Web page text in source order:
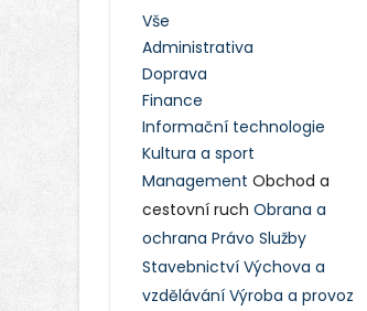
Vše
Administrativa
Doprava
Finance
Informační technologie
Kultura a sport
Management Obchod a
cestovní ruch Obrana a
ochrana Právo Služby
Stavebnictví Výchova a
vzdělávání Výroba a provoz